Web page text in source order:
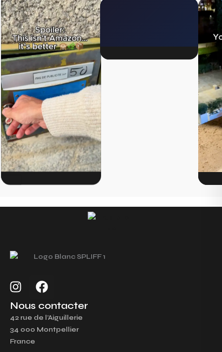
I
n
s
t
a
g
F
a
c
e
b
Nous contacter
42 rue de l’Aiguillerie
34 000 Montpellier
France